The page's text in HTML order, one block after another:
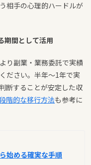
相手の心理的ハードルが
期間として活用
り副業・業務委託で実績
ださい。半年〜1年で実
断することが安定した収
階的な移行方法も参考に
始める確実な手順